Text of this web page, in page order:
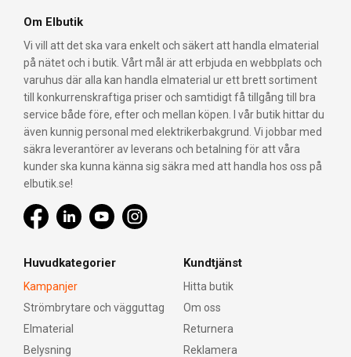
Om Elbutik
Vi vill att det ska vara enkelt och säkert att handla elmaterial
på nätet och i butik. Vårt mål är att erbjuda en webbplats och
varuhus där alla kan handla elmaterial ur ett brett sortiment
till konkurrenskraftiga priser och samtidigt få tillgång till bra
service både före, efter och mellan köpen. I vår butik hittar du
även kunnig personal med elektrikerbakgrund. Vi jobbar med
säkra leverantörer av leverans och betalning för att våra
kunder ska kunna känna sig säkra med att handla hos oss på
elbutik.se!
Huvudkategorier
Kampanjer
Strömbrytare och vägguttag
Elmaterial
Belysning
Kundtjänst
Hitta butik
Om oss
Returnera
Reklamera